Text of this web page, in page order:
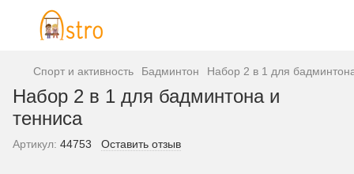
Спорт и активность Бадминтон Набор 2 в 1 для
Набор 2 в 1 для бадминтона и
тенниса
Артикул: 44753 Оставить отзыв